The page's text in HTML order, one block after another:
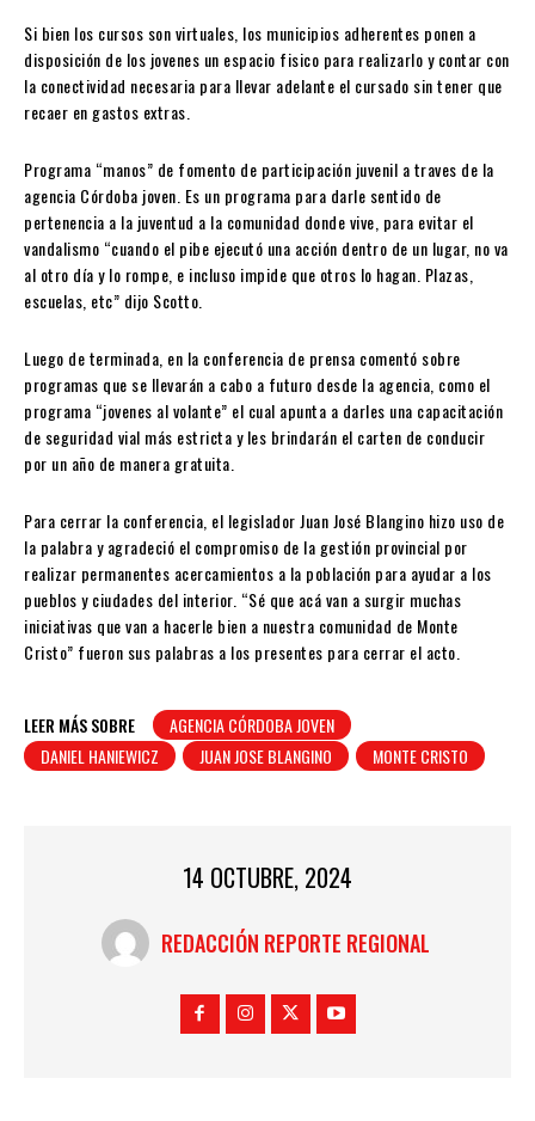
Si bien los cursos son virtuales, los municipios adherentes ponen a
disposición de los jovenes un espacio fisico para realizarlo y contar con
la conectividad necesaria para llevar adelante el cursado sin tener que
recaer en gastos extras.
Programa “manos” de fomento de participación juvenil a traves de la
agencia Córdoba joven. Es un programa para darle sentido de
pertenencia a la juventud a la comunidad donde vive, para evitar el
vandalismo “cuando el pibe ejecutó una acción dentro de un lugar, no va
al otro día y lo rompe, e incluso impide que otros lo hagan. Plazas,
escuelas, etc” dijo Scotto.
Luego de terminada, en la conferencia de prensa comentó sobre
programas que se llevarán a cabo a futuro desde la agencia, como el
programa “jovenes al volante” el cual apunta a darles una capacitación
de seguridad vial más estricta y les brindarán el carten de conducir
por un año de manera gratuita.
Para cerrar la conferencia, el legislador Juan José Blangino hizo uso de
la palabra y agradeció el compromiso de la gestión provincial por
realizar permanentes acercamientos a la población para ayudar a los
pueblos y ciudades del interior. “Sé que acá van a surgir muchas
iniciativas que van a hacerle bien a nuestra comunidad de Monte
Cristo” fueron sus palabras a los presentes para cerrar el acto.
LEER MÁS SOBRE
AGENCIA CÓRDOBA JOVEN
DANIEL HANIEWICZ
JUAN JOSE BLANGINO MONTE CRISTO
14 OCTUBRE, 2024
REDACCIÓN REPORTE REGIONAL